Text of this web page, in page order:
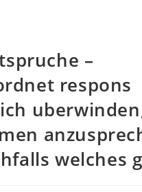
–
respons
welches